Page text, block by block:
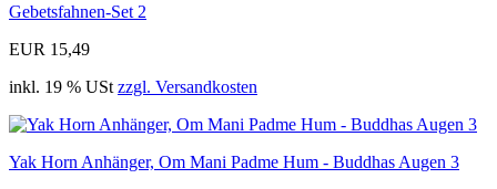
Gebetsfahnen-Set 2
EUR 15,49
inkl. 19 % USt zzgl. Versandkosten
Yak Horn Anhänger, Om Mani Padme Hum - Buddhas Augen 3